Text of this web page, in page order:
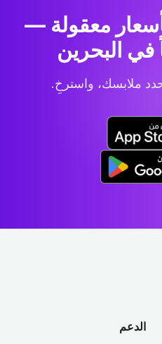
معقولة —
في البحرين
ملابسك، واسترخِ.
الدعم